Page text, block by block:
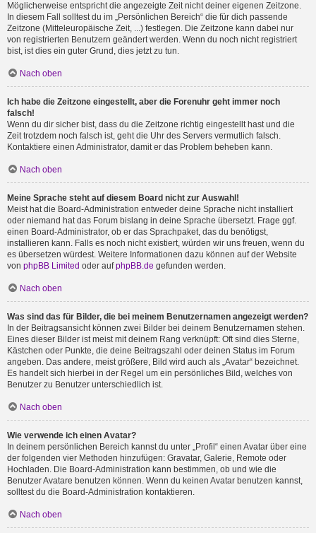
Möglicherweise entspricht die angezeigte Zeit nicht deiner eigenen Zeitzone.
In diesem Fall solltest du im „Persönlichen Bereich“ die für dich passende
Zeitzone (Mitteleuropäische Zeit, ...) festlegen. Die Zeitzone kann dabei nur
von registrierten Benutzern geändert werden. Wenn du noch nicht registriert
bist, ist dies ein guter Grund, dies jetzt zu tun.
Nach oben
Ich habe die Zeitzone eingestellt, aber die Forenuhr geht immer noch
falsch!
Wenn du dir sicher bist, dass du die Zeitzone richtig eingestellt hast und die
Zeit trotzdem noch falsch ist, geht die Uhr des Servers vermutlich falsch.
Kontaktiere einen Administrator, damit er das Problem beheben kann.
Nach oben
Meine Sprache steht auf diesem Board nicht zur Auswahl!
Meist hat die Board-Administration entweder deine Sprache nicht installiert
oder niemand hat das Forum bislang in deine Sprache übersetzt. Frage ggf.
einen Board-Administrator, ob er das Sprachpaket, das du benötigst,
installieren kann. Falls es noch nicht existiert, würden wir uns freuen, wenn du
es übersetzen würdest. Weitere Informationen dazu können auf der Website
von phpBB Limited oder aufphpBB.de gefunden werden.
Nach oben
Was sind das für Bilder, die bei meinem Benutzernamen angezeigt werden?
In der Beitragsansicht können zwei Bilder bei deinem Benutzernamen stehen.
Eines dieser Bilder ist meist mit deinem Rang verknüpft: Oft sind dies Sterne,
Kästchen oder Punkte, die deine Beitragszahl oder deinen Status im Forum
angeben. Das andere, meist größere, Bild wird auch als „Avatar“ bezeichnet.
Es handelt sich hierbei in der Regel um ein persönliches Bild, welches von
Benutzer zu Benutzer unterschiedlich ist.
Nach oben
Wie verwende ich einen Avatar?
In deinem persönlichen Bereich kannst du unter „Profil“ einen Avatar über eine
der folgenden vier Methoden hinzufügen: Gravatar, Galerie, Remote oder
Hochladen. Die Board-Administration kann bestimmen, ob und wie die
Benutzer Avatare benutzen können. Wenn du keinen Avatar benutzen kannst,
solltest du die Board-Administration kontaktieren.
Nach oben